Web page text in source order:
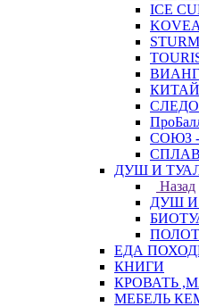
ICE
KOVEA
ВИАНГ
КИТАЙ
СОЮЗ
СПЛАВ
ДУШ И
Назад
ДУШ И
ЕДА
КНИГИ
КРОВАТЬ
МЕБЕЛЬ